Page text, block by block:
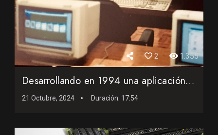
2 1.355
Desarrollando en 1994 una aplicación de software en Clipper...
21 Octubre, 2024 Duración: 17:54